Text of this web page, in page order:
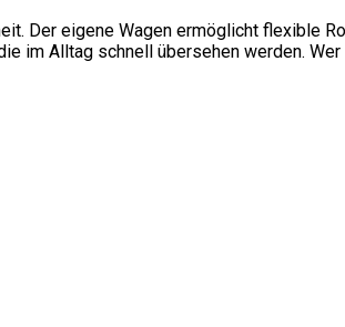
Der eigene Wagen ermöglicht flexible
im Alltag schnell übersehen werden.